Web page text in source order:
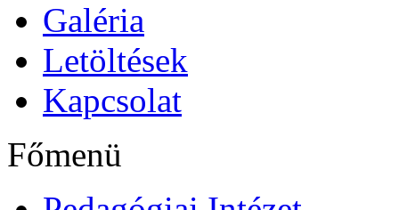
Galéria
Letöltések
Kapcsolat
Főmenü